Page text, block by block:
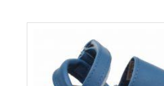
transpiración, comodidad y
modelo con la tira de velcro es el
practicidad y moda no están
con todos los estilos de ropa y